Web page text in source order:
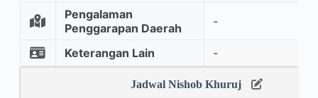
Pengalaman
Penggarapan Daerah
-
Keterangan Lain -
Jadwal Nishob Khuruj